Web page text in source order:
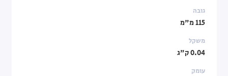
גובה
115 מ"מ
משקל
0.04 ק"ג
עומק